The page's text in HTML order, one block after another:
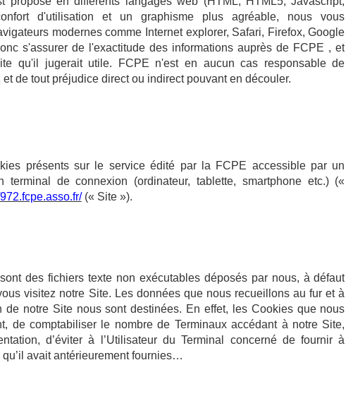
d'utilisation et un graphisme plus agréable, nous vous
modernes comme Internet explorer, Safari, Firefox, Google
s'assurer de l'exactitude des informations auprès de FCPE , et
qu'il jugerait utile. FCPE n'est en aucun cas responsable de
de tout préjudice direct ou indirect pouvant en découler.
présents sur le service édité par la FCPE accessible par un
de connexion (ordinateur, tablette, smartphone etc.) («
(« Site »).
des fichiers texte non exécutables déposés par nous, à défaut
visitez notre Site. Les données que nous recueillons au fur et à
de notre Site nous sont destinées. En effet, les Cookies que nous
de comptabiliser le nombre de Terminaux accédant à notre Site,
d’éviter à l’Utilisateur du Terminal concerné de fournir à
avait antérieurement fournies…